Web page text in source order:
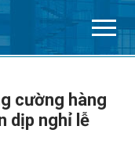
cường hàng
dịp nghỉ lễ